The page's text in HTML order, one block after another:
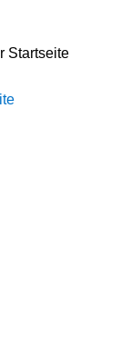
Startseite